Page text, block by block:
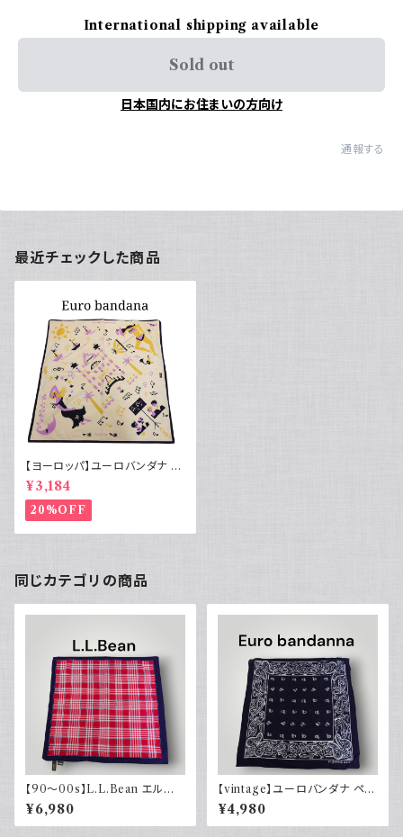
International shipping available
Sold out
日本国内にお住まいの方向け
通報する
最近チェックした商品
【ヨーロッパ】ユーロバンダナ 総
柄 Euro スカーフ
¥3,184
20%OFF
同じカテゴリの商品
【90～00s】L.L.Bean エルエ
ルビーン バンダナ チェック
¥6,980
【vintage】ユーロバンダナ ペイ
ズリー ダークネイビー コットン
¥4,980